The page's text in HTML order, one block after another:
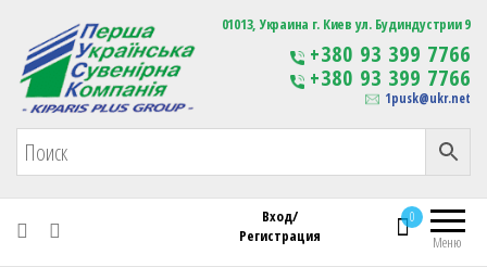
Первая Украинская Сувенирная Компания Изготовление
сувенирной продукции
с логотипом
01013, Украина г. Киев ул. Будиндустрии 9
+380 93 399 7766
+380 93 399 7766
1pusk@ukr.net
Меню
0
Вход/
Регистрация